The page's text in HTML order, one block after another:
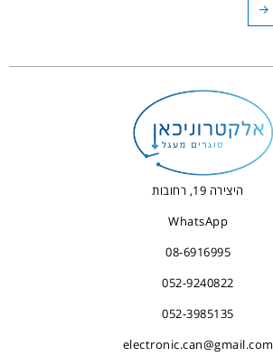
←
היצירה 19, רחובות
WhatsApp
08-6916995
052-9240822
052-3985135
electronic.can@gmail.com